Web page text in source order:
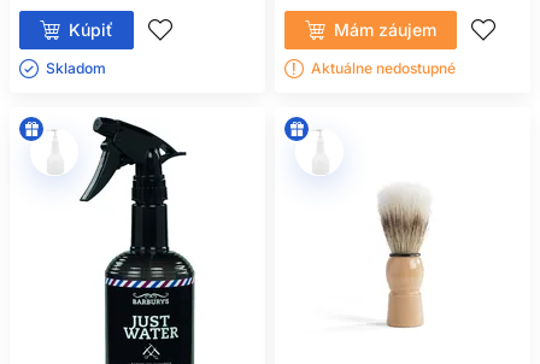
Kúpiť
Skladom ㅤ
Mám záujem
Aktuálne nedostupné